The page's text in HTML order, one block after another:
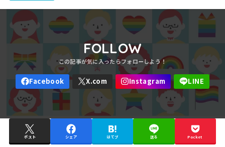
FOLLOW
ポスト シェア はてブ 送る Pocket